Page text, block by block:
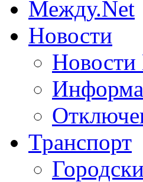
Между.Net
Новости
Транспорт